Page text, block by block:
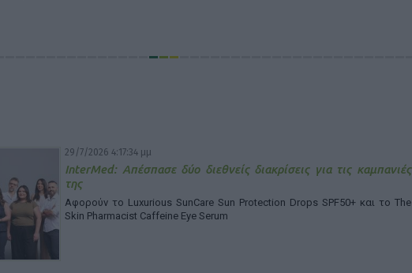
29/7/2026 4:17:34 μμ
InterMed: Απέσπασε δύο διεθνείς διακρίσεις για τις καμπανιές
της
Αφορούν το Luxurious SunCare Sun Protection Drops SPF50+ και το The
Skin Pharmacist Caffeine Eye Serum